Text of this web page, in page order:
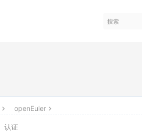
openEuler
认证